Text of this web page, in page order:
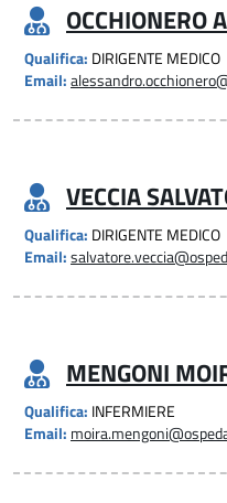
OCCHIONERO
Qualifica: DIRIGENTE MEDICO
Email:
VECCIA
Qualifica: DIRIGENTE MEDICO
Email:
MENGONI
Qualifica: INFERMIERE
Email: